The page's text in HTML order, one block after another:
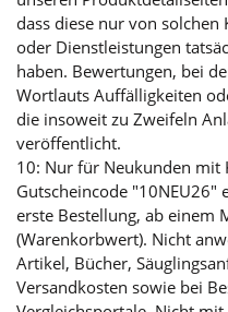
dass diese nur von
oder Dienstleistungen
haben. Bewertungen, bei
Wortlauts Auffälligkeiten
die insoweit zu Zweifeln
veröffentlicht.
10: Nur für Neukunden mit
Gutscheincode "10NEU26"
erste Bestellung, ab einem
(Warenkorbwert). Nicht
Artikel, Bücher,
Versandkosten sowie bei